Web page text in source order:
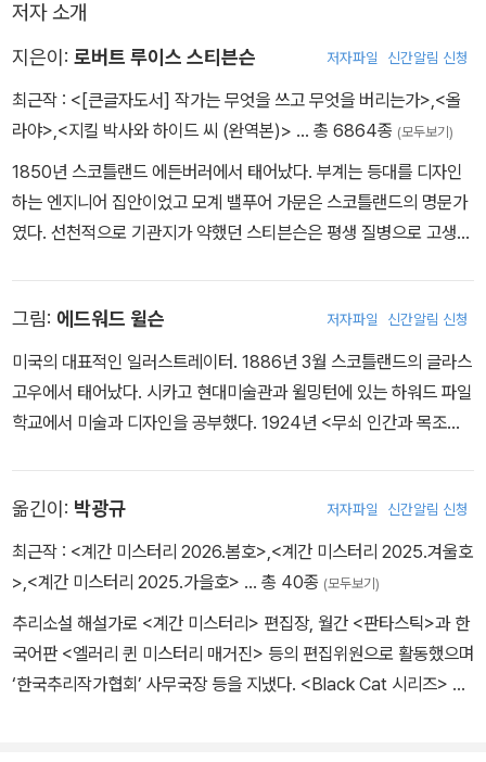
저자 소개
지은이: 로버트 루이스 스티븐슨 저자파일 신간알림 신청
최근작 : <[큰글자도서] 작가는 무엇을 쓰고 무엇을 버리는가> <올
라야> <지킬 박사와 하이드 씨 (완역본)> … 총 6864종 (모두보기)
1850년 스코틀랜드 에든버러에서 태어났다. 부계는 등대를 디자인
하는 엔지니어 집안이었고 모계 밸푸어 가문은 스코틀랜드의 명문가
였다. 선천적으로 기관지가 약했던 스티븐슨은 평생 질병으로 고생했
는데, 훗날 그는 『어린이의 시의 정원』에서 유모에게 헌사를 바쳤다.
또한 어린 시절 내내 어머니와 유모에게 이야기를 들려주기도 하고
직접 쓰기도 했다. 1867년 집안의 바람대로 에든버러 공과대학에 들
어갔으나 공학에 흥미를 갖지 못하고 법으로 전공을 바꿨다. 당시 가
기를 즐겨 썼다. 대학 시절 대마를 피우고 매음굴에 드나들기도 했으
며 종교를 저버리고 아버지와 갈등을 빚기도 했다. 1880년 두 아이
들 로이드와 그림을 그리다가 『보물섬』을 집필했다. 이후 어린이 책
을 내다가 1886년 자신이 꾼 꿈을 바탕으로 쓴 『지킬 박사와 하이드
씨』를 출간해 즉각적인 성공을 거두었다. 1890년 건강이 악화한 스
티븐슨은 남태평양의 사모아로 이주해 원주민들의 사랑을 받으며 여
생을 보냈다. 1894년 44세의 나이에 뇌출혈로 사망했다. 「자살 클
그림: 에드워드 윌슨 저자파일 신간알림 신청
미국의 대표적인 일러스트레이터. 1886년 3월 스코틀랜드의 글라스
고우에서 태어났다. 시카고 현대미술관과 윌밍턴에 있는 하워드 파일
학교에서 미술과 디자인을 공부했다. 1924년 <무쇠 인간과 목조선
옮긴이: 박광규 저자파일 신간알림 신청
최근작 : <계간 미스터리 2026.봄호> <계간 미스터리 2025.겨울호
> <계간 미스터리 2025.가을호> … 총 40종 (모두보기)
추리소설 해설가로 <계간 미스터리> 편집장, 월간 <판타스틱>과 한
국어판 <엘러리 퀸 미스터리 매거진> 등의 편집위원으로 활동했으며
‘한국추리작가협회’ 사무국장 등을 지냈다. <Black Cat 시리즈> 등